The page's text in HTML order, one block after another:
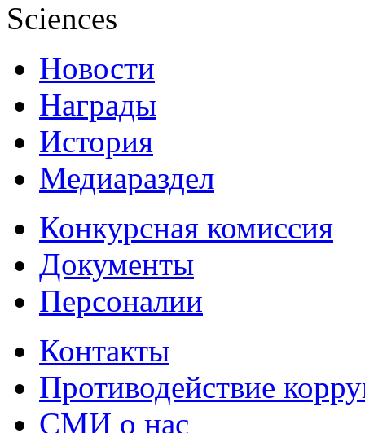
Sciences
Новости
Награды
История
Медиараздел
Конкурсная комиссия
Документы
Персоналии
Контакты
Противодействие
СМИ о нас